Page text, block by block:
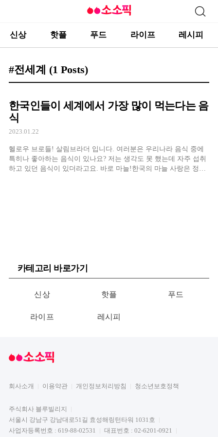
신상 핫플 푸드 라이프 레시피
#전세계 (1 Posts)
한국인들이 세계에서 가장 많이 먹는다는 음
식
2023.01.22
헬로우 브로들! 살림브라더 입니다. 여러분은 우리나라 음식 중에
특히나 좋아하는 음식이 있나요? 저는 생각도 못 했는데 자주 섭취
하고 있던 음식이 있더라고요. 바로 마늘!한국의 마늘 사랑은 정말
카테고리 바로가기
신상 핫플 푸드
라이프 레시피
회사소개 이용약관 개인정보처리방침 청소년보호정책
주식회사 블루빌리지
서울시 강남구 강남대로51길 효성해링턴타워 1031호
사업자등록번호 : 619-88-02531
대표번호 : 02-6201-0921